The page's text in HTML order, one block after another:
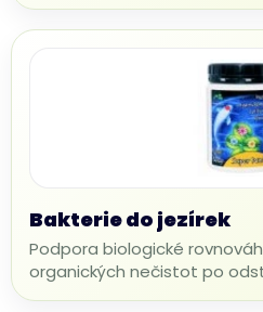
Bakterie do jezírek
Podpora biologické
organických nečistot po